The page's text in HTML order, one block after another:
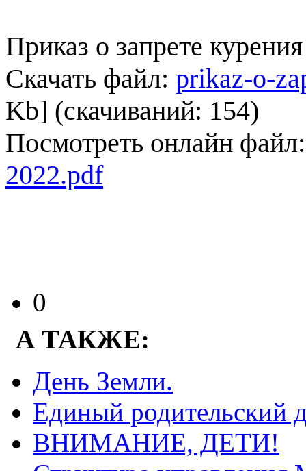
Приказ о запрете
Скачать файл: prikaz-o-
Kb] (cкачиваний: 154)
Посмотреть онлайн
2022.pdf
0
А ТАКЖЕ:
День Земли.
Единый родительский
ВНИМАНИЕ, ДЕТИ!